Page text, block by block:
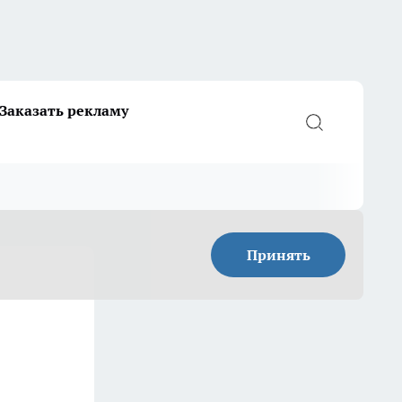
Заказать рекламу
Принять